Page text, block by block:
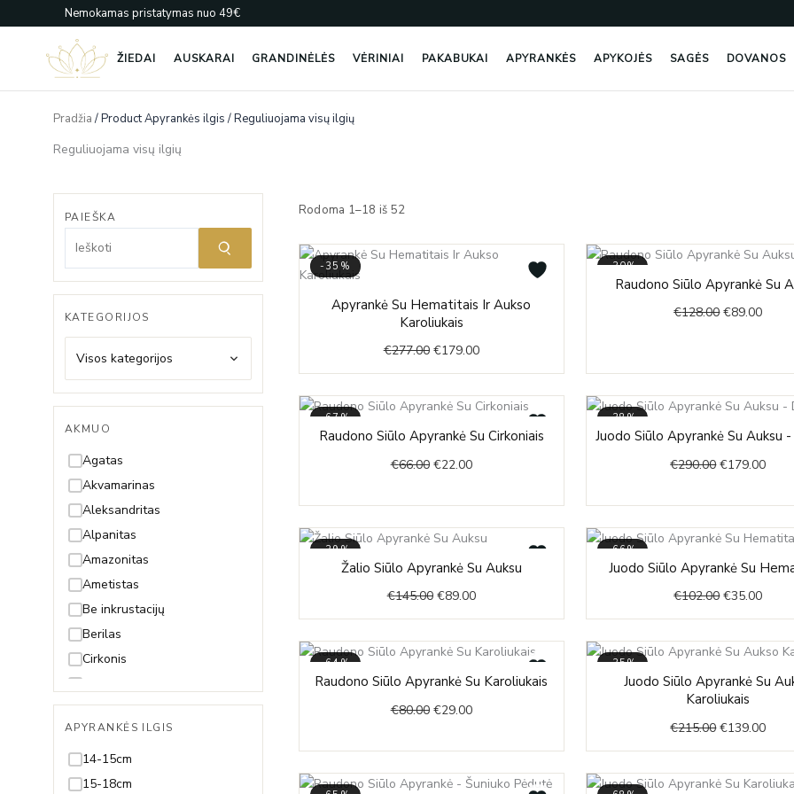
prie
Nemokamas pristatymas nuo 49€
ŽIEDAI AUSKARAI GRANDINĖLĖS VĖRINIAI PAKABUKAI APYRANKĖS APYKOJĖS SAGĖS DOVANOS
Pradžia/ Product Apyrankės ilgis / Reguliuojama visų ilgių
Reguliuojama visų ilgių
PAIEŠKA
KATEGORIJOS
Visos kategorijos
AKMUO
Agatas
Akvamarinas
Aleksandritas
Alpanitas
Amazonitas
Ametistas
Be inkrustacijų
Berilas
Cirkonis
Deimantas
Gintaras
Granatas
Hematitas
APYRANKĖS ILGIS
14-15cm
15-18cm
Rodoma 1–18 iš 52pagal
-35%
Apyrankė Su Hematitais Ir Aukso
Karoliukais
€277.00
price
€277.00.
€179.00
price
€179.00.
-30%
Raudono Siūlo Apyrankė Su
€128.00
price
was:
€89.00
price
is:
-67%
Raudono Siūlo Apyrankė Su Cirkoniais
€66.00 was:
€22.00is:
-38%
Juodo Siūlo Apyrankė Su Auksu
€290.00
price
was:
€179.00is:
-39%
Žalio Siūlo Apyrankė Su Auksu
€145.00
price
was:
€145.00.
€89.00
price
is:
€89.00.
-66%
Juodo Siūlo Apyrankė Su
€102.00
price
was:
€102.00.
€35.00
price
is:
-64%
Raudono Siūlo Apyrankė Su Karoliukais
€80.00
price
was:
€29.00is:
-35%
Juodo Siūlo Apyrankė Su
Karoliukais
€215.00
price
€215.00.
€139.00